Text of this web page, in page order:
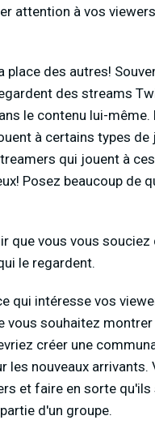
attention à vos
place des autres!
des streams
le contenu lui-même.
à certains types de
qui jouent à
Posez beaucoup de
que vous vous souciez
le regardent.
qui intéresse vos
vous souhaitez
créer une
les nouveaux arrivants.
et faire en sorte qu'ils
d'un groupe.